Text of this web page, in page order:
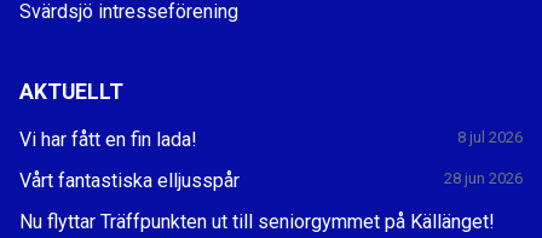
Svärdsjö intresseförening
AKTUELLT
Vi har fått en fin lada! 8 jul 2026
Vårt fantastiska elljusspår 28 jun 2026
Nu flyttar Träffpunkten ut till seniorgymmet på Källänget!